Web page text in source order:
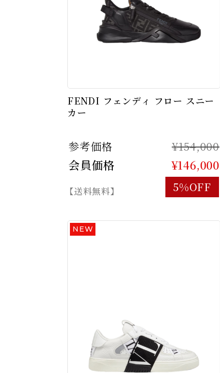
FENDI フェンディ フロー スニー
カー
参考価格 ¥154,000
会員価格 ¥146,000
【送料無料】 5%OFF